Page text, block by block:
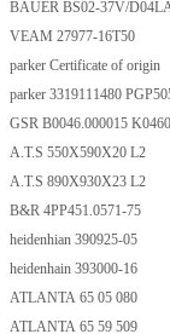
BAUER BS02-37V/
VEAM 27977-16T50
parker Certificate of origin
parker 3319111480
GSR B0046.000015
A.T.S 550X590X20 L2
A.T.S 890X930X23 L2
B&R 4PP451.0571-75
heidenhian 390925-05
heidenhain 393000-16
ATLANTA 65 05 080
ATLANTA 65 59 509